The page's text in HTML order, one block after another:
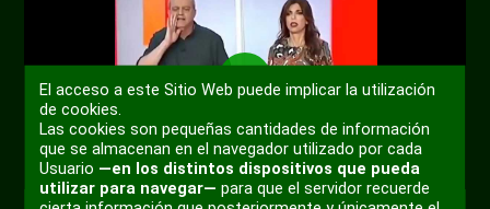
Reproducir
00:00
Desactivar Ajustes
PIP
Reproducir
@Chalecitocaris
El acceso a este Sitio Web puede implicar la utilización
de cookies.
Las cookies son pequeñas cantidades de información
que se almacenan en el navegador utilizado por cada
Usuario —en los distintos dispositivos que pueda
utilizar para navegar— para que el servidor recuerde